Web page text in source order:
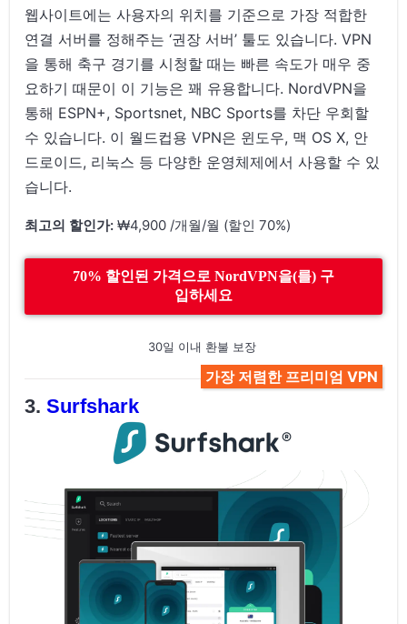
웹사이트에는 사용자의 위치를 기준으로 가장 적합한
연결 서버를 정해주는 ‘권장 서버’ 툴도 있습니다. VPN
을 통해 축구 경기를 시청할 때는 빠른 속도가 매우 중
요하기 때문이 이 기능은 꽤 유용합니다. NordVPN을
통해 ESPN+, Sportsnet, NBC Sports를 차단 우회할
수 있습니다. 이 월드컵용 VPN은 윈도우, 맥 OS X, 안
드로이드, 리눅스 등 다양한 운영체제에서 사용할 수 있
습니다.
최고의 할인가: ₩4,900 /개월/월 (할인 70%)
70% 할인된 가격으로 NordVPN을(를) 구
입하세요
30일 이내 환불 보장
가장 저렴한 프리미엄 VPN
Surfshark